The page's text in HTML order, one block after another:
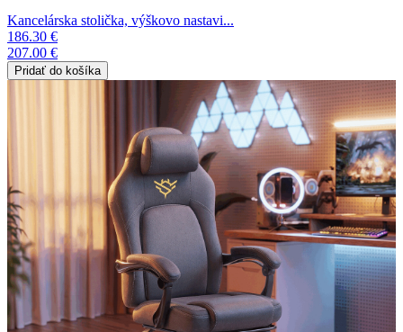
Kancelárska stolička, výškovo nastavi...
186.30 €
207.00 €